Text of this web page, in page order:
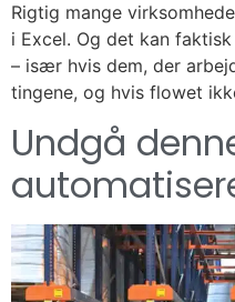
Rigtig mange
i Excel. Og det kan
– især hvis dem, der
tingene, og hvis flowet
Undgå